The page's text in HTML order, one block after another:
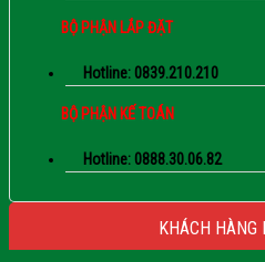
BỘ PHẬN LẮP ĐẶT
Hotline: 0839.210.210
BỘ PHẬN KẾ TOÁN
Hotline: 0888.30.06.82
KHÁCH HÀNG